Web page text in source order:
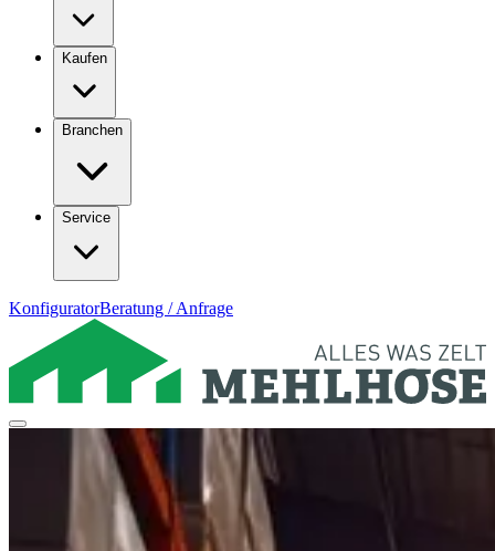
Kaufen
Branchen
Service
KonfiguratorBeratung / Anfrage